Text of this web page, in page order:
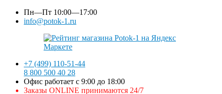
Пн—Пт 10:00—17:00
info@potok-1.ru
+7 (499) 110-51-44
8 800 500 40 28
Офис работает с 9:00 до 18:00
Заказы ONLINE принимаются 24/7